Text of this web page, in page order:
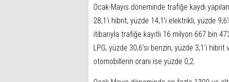
Ocak-Mayıs döneminde trafiğe kaydı
28,1'i hibrit, yüzde 14,1'i elektrikli, yüzde
itibarıyla trafiğe kayıtlı 16 milyon 667 bin
LPG, yüzde 30,6'sı benzin, yüzde 3,1'i
otomobillerin oranı ise yüzde 0,2.